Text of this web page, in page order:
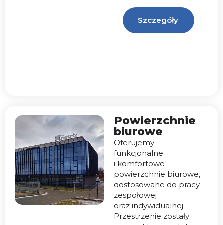
Szczegóły
Powierzchnie
biurowe
Oferujemy
funkcjonalne
i komfortowe
powierzchnie biurowe,
dostosowane do pracy
zespołowej
oraz indywidualnej.
Przestrzenie zostały